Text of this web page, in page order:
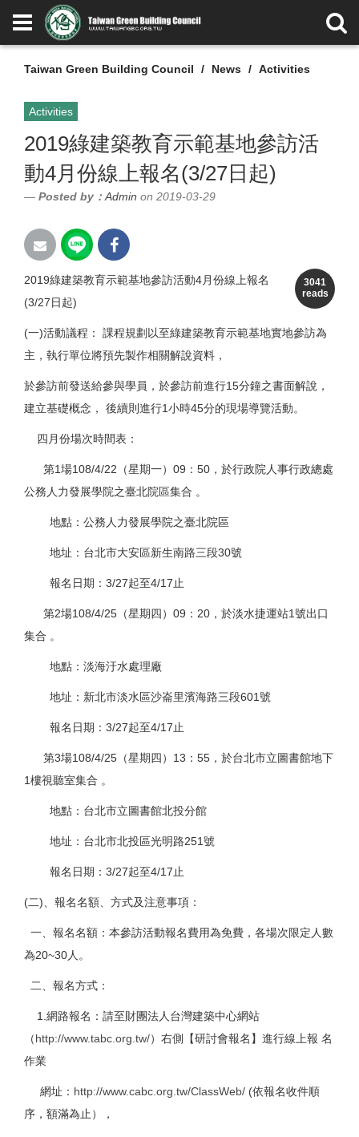
Taiwan Green Building Council News Activities
Activities
2019綠建築教育示範基地參訪活
動4月份線上報名(3/27日起)
Posted by： Admin on 2019-03-29
3041
reads
2019綠建築教育示範基地參訪活動4月份線上報名
(3/27日起)
(一)活動議程： 課程規劃以至綠建築教育示範基地實地參訪為
主，執行單位將預先製作相關解說資料，
於參訪前發送給參與學員，於參訪前進行15分鐘之書面解說，
建立基礎概念， 後續則進行1小時45分的現場導覽活動。
四月份場次時間表：
第1場108/4/22（星期一）09：50，於行政院人事行政總處
公務人力發展學院之臺北院區集合 。
地點：公務人力發展學院之臺北院區
地址：台北市大安區新生南路三段30號
報名日期：3/27起至4/17止
第2場108/4/25（星期四）09：20，於淡水捷運站1號出口
集合 。
地點：淡海汙水處理廠
地址：新北市淡水區沙崙里濱海路三段601號
報名日期：3/27起至4/17止
第3場108/4/25（星期四）13：55，於台北市立圖書館地下
1樓視聽室集合 。
地點：台北市立圖書館北投分館
地址：台北市北投區光明路251號
報名日期：3/27起至4/17止
(二)、報名名額、方式及注意事項：
一、報名名額：本參訪活動報名費用為免費，各場次限定人數
為20~30人。
二、報名方式：
1.網路報名：請至財團法人台灣建築中心網站
（http://www.tabc.org.tw/）右側【研討會報名】進行線上報 名
作業
網址： http://www.cabc.org.tw/ClassWeb/ (依報名收件順
序，額滿為止），